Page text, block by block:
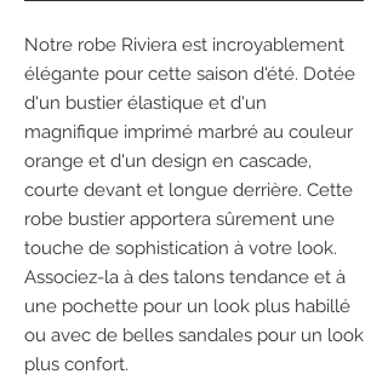
Notre robe Riviera est incroyablement
élégante pour cette saison d'été. Dotée
d'un bustier élastique et d'un
magnifique imprimé marbré au couleur
orange et d'un design en cascade,
courte devant et longue derrière. Cette
robe bustier apportera sûrement une
touche de sophistication à votre look.
Associez-la à des talons tendance et à
une pochette pour un look plus habillé
ou avec de belles sandales pour un look
plus confort.